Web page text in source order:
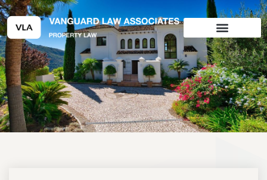
Перейти
к
содержимому